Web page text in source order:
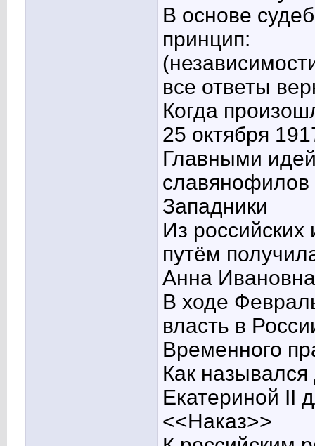
В основе
принцип:
все ответы
Когда
25 октября
Главными
Западники
Из
путём
Анна Ивановна
В ходе
власть в
Временного
Как назывался
Екатериной II
<<Наказ>>